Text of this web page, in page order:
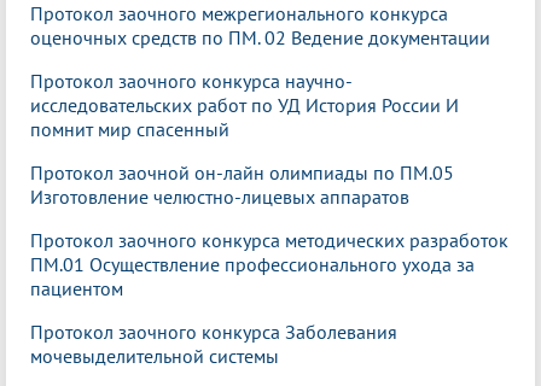
Протокол заочного межрегионального конкурса
оценочных средств по ПМ. 02 Ведение документации
Протокол заочного конкурса научно-
исследовательских работ по УД История России И
помнит мир спасенный
Протокол заочной он-лайн олимпиады по ПМ.05
Изготовление челюстно-лицевых аппаратов
Протокол заочного конкурса методических разработок
ПМ.01 Осуществление профессионального ухода за
пациентом
Протокол заочного конкурса Заболевания
мочевыделительной системы